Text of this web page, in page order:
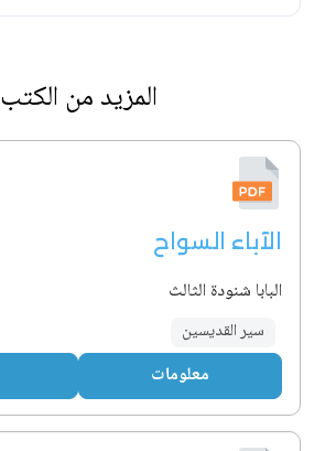
المزيد من الكتب
الآباء السواح
البابا شنودة الثالث
سير القديسين
معلومات